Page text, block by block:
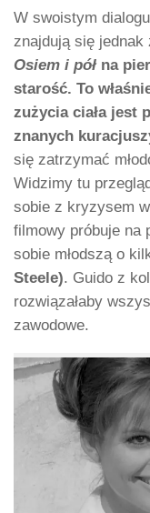
W swoistym
znajdują się jednak
Osiem i półna
starość. To
zużycia ciała jest
znanych
się zatrzymać
Widzimy tu
sobie z kryzysem
filmowy próbuje na
sobie młodszą o
Steele). Guido z
rozwiązałaby
zawodowe.